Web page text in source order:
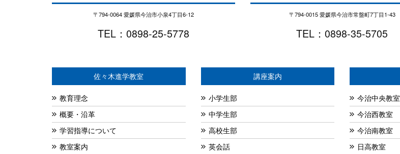
〒794-0064 愛媛県今治市小泉4丁目6-12
TEL：0898-25-5778
〒794-0015 愛媛県今治市常盤町7丁目1-43
TEL：0898-35-5705
佐々木進学教室
教育理念
概要・沿革
学習指導について
教室案内
講座案内
小学生部
中学生部
高校生部
英会話
今治中央教室
今治西教室
今治南教室
日高教室